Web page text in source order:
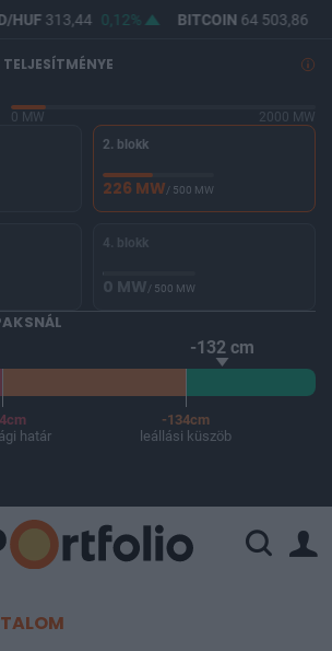
HUF313,44 0,12% BITCOIN64 503,86
0 MW
2000 MW
2. blokk
226 MW/ 500 MW
4. blokk
0 MW/ 500 MW
-132 cm
határ
-134cm
leállási küszöb